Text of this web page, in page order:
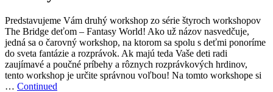
Predstavujeme Vám druhý workshop zo série štyroch workshopov
The Bridge deťom – Fantasy World! Ako už názov nasvedčuje,
jedná sa o čarovný workshop, na ktorom sa spolu s deťmi ponoríme
do sveta fantázie a rozprávok. Ak majú teda Vaše deti radi
zaujímavé a poučné príbehy a rôznych rozprávkových hrdinov,
tento workshop je určite správnou voľbou! Na tomto workshope si
… Continued